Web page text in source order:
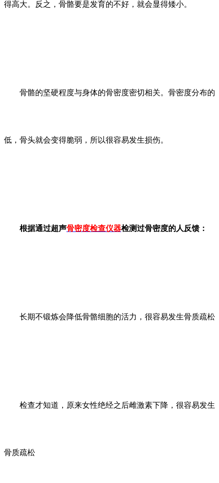
得高大。反之，骨骼要是发育的不好，就会显得矮小。
骨骼的坚硬程度与身体的骨密度密切相关。骨密度分布的
低，骨头就会变得脆弱，所以很容易发生损伤。
根据通过超声骨密度检查仪器检测过骨密度的人反馈：
长期不锻炼会降低骨骼细胞的活力，很容易发生骨质疏松
检查才知道，原来女性绝经之后雌激素下降，很容易发生
骨质疏松